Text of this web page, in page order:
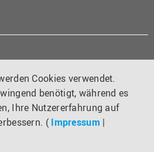
Cookies verwendet.
benötigt, während es
Ihre Nutzererfahrung auf
( Impressum |
Facebook